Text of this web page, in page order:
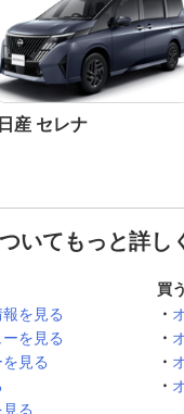
日産 セレナ
いてもっと詳し
を見る
を見る
見る
る
買